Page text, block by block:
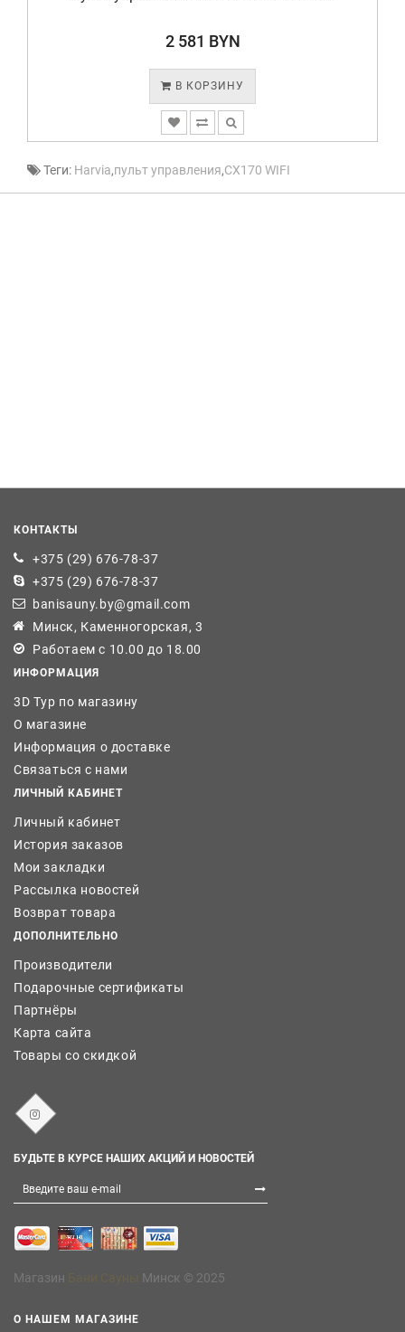
2 581 BYN
В КОРЗИНУ
Теги: Harvia,пульт управления,CX170 WIFI
КОНТАКТЫ
+375 (29) 676-78-37
+375 (29) 676-78-37
banisauny.by@gmail.com
Минск, Каменногорская, 3
Работаем с 10.00 до 18.00
ИНФОРМАЦИЯ
3D Тур по магазину
О магазине
Информация о доставке
Связаться с нами
ЛИЧНЫЙ КАБИНЕТ
Личный кабинет
История заказов
Мои закладки
Рассылка новостей
Возврат товара
ДОПОЛНИТЕЛЬНО
Производители
Подарочные сертификаты
Партнёры
Карта сайта
Товары со скидкой
БУДЬТЕ В КУРСЕ НАШИХ АКЦИЙ И НОВОСТЕЙ
Магазин Минск © 2025
О НАШЕМ МАГАЗИНЕ